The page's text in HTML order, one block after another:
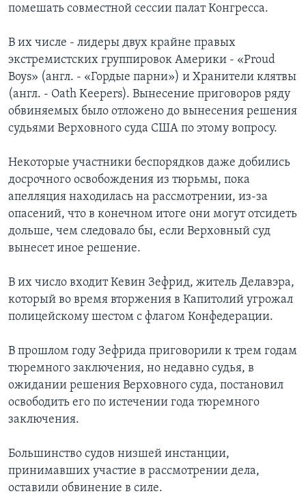
помешать совместной сессии палат Конгресса.
В их числе - лидеры двух крайне правых
экстремистских группировок Америки - «Proud
Boys» (англ. - «Гордые парни») и Хранители клятвы
(англ. - Oath Keepers). Вынесение приговоров ряду
обвиняемых было отложено до вынесения решения
судьями Верховного суда США по этому вопросу.
Некоторые участники беспорядков даже добились
досрочного освобождения из тюрьмы, пока
апелляция находилась на рассмотрении, из-за
опасений, что в конечном итоге они могут отсидеть
дольше, чем следовало бы, если Верховный суд
вынесет иное решение.
В их число входит Кевин Зефрид, житель Делавэра,
который во время вторжения в Капитолий угрожал
полицейскому шестом с флагом Конфедерации.
В прошлом году Зефрида приговорили к трем годам
тюремного заключения, но недавно судья, в
ожидании решения Верховного суда, постановил
освободить его по истечении года тюремного
заключения.
Большинство судов низшей инстанции,
принимавших участие в рассмотрении дела,
оставили обвинение в силе.